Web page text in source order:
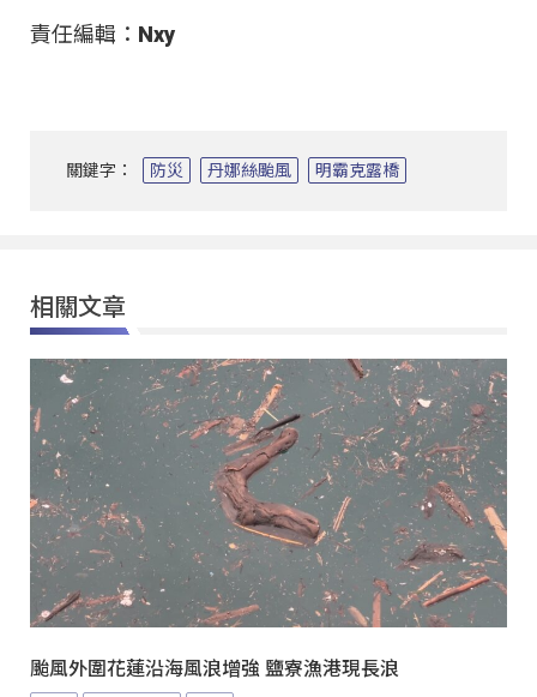
責任編輯：Nxy
關鍵字： 防災 丹娜絲颱風 明霸克露橋
相關文章
颱風外圍花蓮沿海風浪增強 鹽寮漁港現長浪